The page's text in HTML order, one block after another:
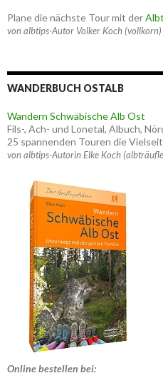
Plane die nächste Tour mit der
von albtips-Autor Volker Koch (vollkorn)
WANDERBUCH OSTALB
Wandern Schwäbische Alb Ost
Fils-, Ach- und Lonetal, Albuch,
25 spannenden Touren die
von albtips-Autorin Elke Koch
Online bestellen bei: